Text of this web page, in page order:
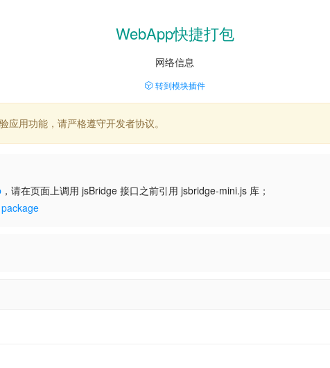
WebApp快捷打包
网络信息
转到模块插件
用功能，请严格遵守开发者协议。
，请在页面上调用 jsBridge 接口之前引用 jsbridge-mini.js 库；